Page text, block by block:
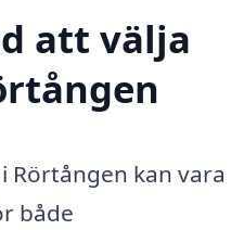
att välja
Rörtången kan vara
både